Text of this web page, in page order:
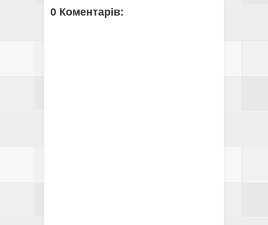
0 Коментарів: